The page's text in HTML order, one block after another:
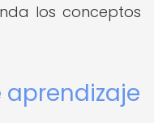
los conceptos
aprendizaje